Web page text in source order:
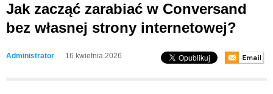
Jak zacząć zarabiać w Conversand
bez własnej strony internetowej?
Administrator 16 kwietnia 2026